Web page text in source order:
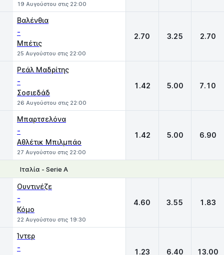
19 Αυγούστου στις 22:00
Βαλένθια
-
Μπέτις
25 Αυγούστου στις 22:00
2.70 3.25 2.70
Ρεάλ Μαδρίτης
-
Σοσιεδάδ
26 Αυγούστου στις 22:00
1.42 5.00 7.10
Μπαρτσελόνα
-
Αθλέτικ Μπιλμπάο
27 Αυγούστου στις 22:00
1.42 5.00 6.90
Ιταλία - Serie A
Ουντινέζε
-
Κόμο
22 Αυγούστου στις 19:30
4.60 3.55 1.83
Ίντερ
- 1.23 6.40 13.00